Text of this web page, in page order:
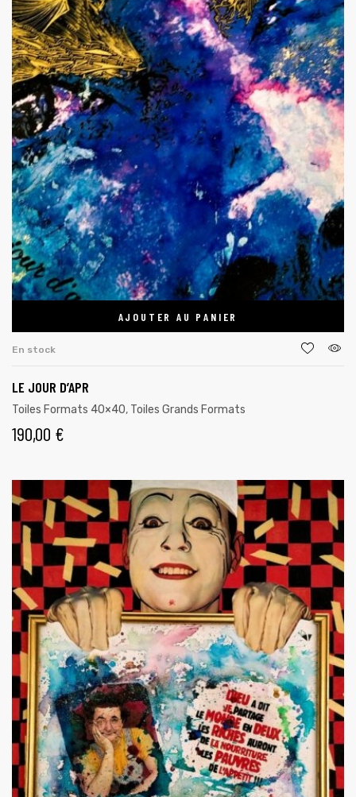
AJOUTER AU PANIER
En stock
LE JOUR D’APR
Toiles Formats 40×40, Toiles Grands Formats
190,00 €